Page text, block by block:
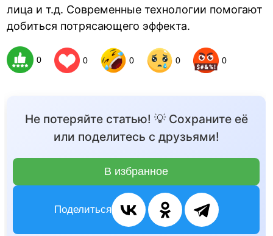
лица и т.д. Современные технологии помогают
добиться потрясающего эффекта.
0 0 0 0 0
Не потеряйте статью! 💡 Сохраните её
или поделитесь с друзьями!
В избранное
Поделиться